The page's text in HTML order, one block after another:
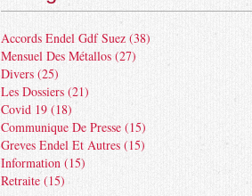
Accords Endel Gdf Suez (38)
Mensuel Des Métallos (27)
Divers (25)
Les Dossiers (21)
Covid 19 (18)
Communique De Presse (15)
Greves Endel Et Autres (15)
Information (15)
Retraite (15)